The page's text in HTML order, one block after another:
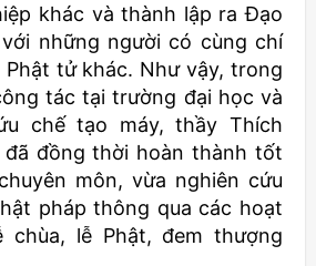
khác và thành lập ra Đạo
những người có cùng chí
Phật tử khác. Như vậy, trong
tác tại trường đại học và
chế tạo máy, thầy Thích
đã đồng thời hoàn thành tốt
môn, vừa nghiên cứu
pháp thông qua các hoạt
chùa, lễ Phật, đem thượng